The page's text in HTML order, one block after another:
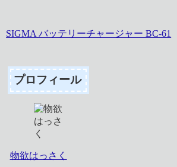
SIGMA バッテリーチャージャー BC-61
プロフィール
物欲はっさく